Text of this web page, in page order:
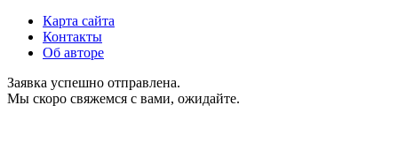
Карта сайта
Контакты
Об авторе
Заявка успешно отправлена.
Мы скоро свяжемся с вами, ожидайте.